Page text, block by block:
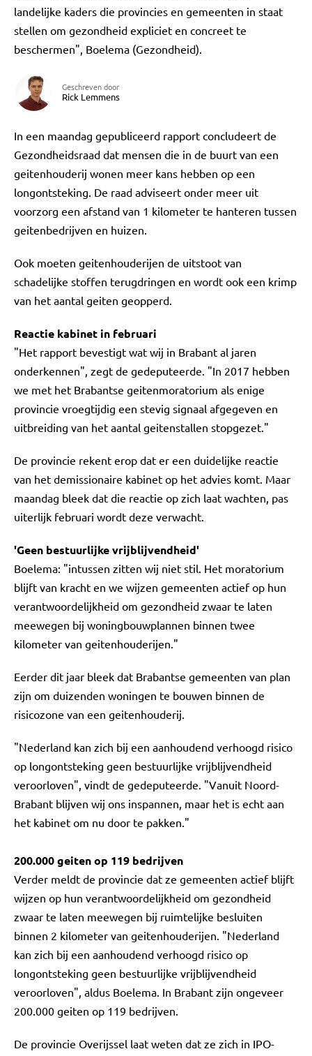
landelijke kaders die provincies en gemeenten in staat
stellen om gezondheid expliciet en concreet te
beschermen", Boelema (Gezondheid).
Geschreven door
Rick Lemmens
In een maandag gepubliceerd rapport concludeert de
Gezondheidsraad dat mensen die in de buurt van een
geitenhouderij wonen meer kans hebben op een
longontsteking. De raad adviseert onder meer uit
voorzorg een afstand van 1 kilometer te hanteren tussen
geitenbedrijven en huizen.
Ook moeten geitenhouderijen de uitstoot van
schadelijke stoffen terugdringen en wordt ook een krimp
van het aantal geiten geopperd.
Reactie kabinet in februari
"Het rapport bevestigt wat wij in Brabant al jaren
onderkennen", zegt de gedeputeerde. "In 2017 hebben
we met het Brabantse geitenmoratorium als enige
provincie vroegtijdig een stevig signaal afgegeven en
uitbreiding van het aantal geitenstallen stopgezet."
De provincie rekent erop dat er een duidelijke reactie
van het demissionaire kabinet op het advies komt. Maar
maandag bleek dat die reactie op zich laat wachten, pas
uiterlijk februari wordt deze verwacht.
'Geen bestuurlijke vrijblijvendheid'
Boelema: "intussen zitten wij niet stil. Het moratorium
blijft van kracht en we wijzen gemeenten actief op hun
verantwoordelijkheid om gezondheid zwaar te laten
meewegen bij woningbouwplannen binnen twee
kilometer van geitenhouderijen."
Eerder dit jaar bleek dat Brabantse gemeenten van plan
zijn om duizenden woningen te bouwen binnen de
risicozone van een geitenhouderij.
"Nederland kan zich bij een aanhoudend verhoogd risico
op longontsteking geen bestuurlijke vrijblijvendheid
veroorloven", vindt de gedeputeerde. "Vanuit Noord-
Brabant blijven wij ons inspannen, maar het is echt aan
het kabinet om nu door te pakken."
200.000 geiten op 119 bedrijven
Verder meldt de provincie dat ze gemeenten actief blijft
wijzen op hun verantwoordelijkheid om gezondheid
zwaar te laten meewegen bij ruimtelijke besluiten
binnen 2 kilometer van geitenhouderijen. "Nederland
kan zich bij een aanhoudend verhoogd risico op
longontsteking geen bestuurlijke vrijblijvendheid
veroorloven", aldus Boelema. In Brabant zijn ongeveer
200.000 geiten op 119 bedrijven.
De provincie Overijssel laat weten dat ze zich in IPO-